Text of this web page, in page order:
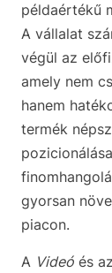
példaértékű
A vállalat
végül az
amely nem
hanem
termék
gyorsan
piacon.
A Videó és az